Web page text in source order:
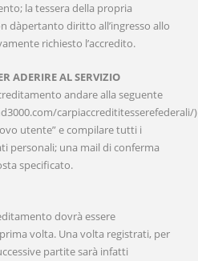
la tessera della propria
dàpertanto diritto all’ingresso allo
richiesto l’accredito.
ADERIRE AL SERVIZIO
andare alla seguente
carpiaccredititesserefederali/)
utente” e compilare tutti i
personali; una mail di conferma
specificato.
dovrà essere
volta. Una volta registrati, per
partite sarà infatti